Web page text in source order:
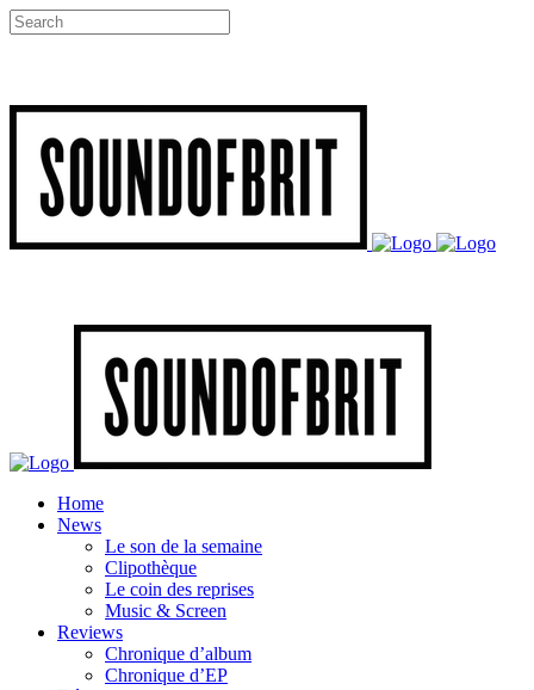
Home
News
Le son de la semaine
Clipothèque
Le coin des reprises
Music & Screen
Reviews
Chronique d’album
Chronique d’EP